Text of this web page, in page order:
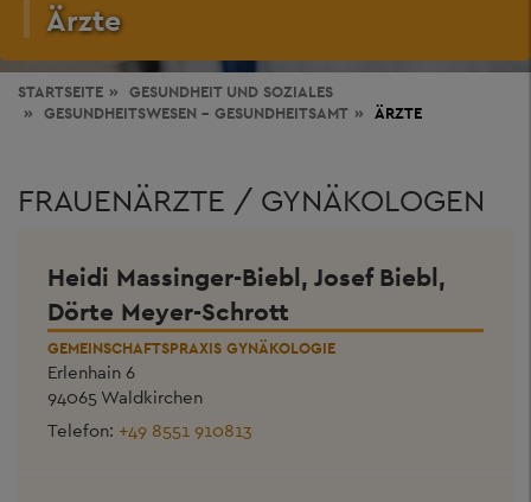
Ärzte
STARTSEITE GESUNDHEIT UND SOZIALES
GESUNDHEITSWESEN - GESUNDHEITSAMT
ÄRZTE
FRAUENÄRZTE / GYNÄKOLOGEN
Heidi Massinger-Biebl, Josef Biebl,
Dörte Meyer-Schrott
GEMEINSCHAFTSPRAXIS GYNÄKOLOGIE
Erlenhain 6
94065 Waldkirchen
Telefon: +49 8551 910813